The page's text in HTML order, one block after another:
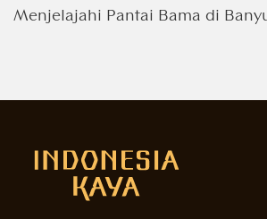
Menjelajahi Pantai Bama di